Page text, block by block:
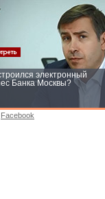
электронный
Банка Москвы?
Facebook